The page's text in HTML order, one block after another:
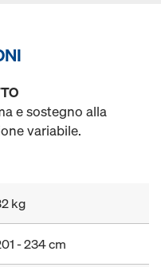
e sostegno alla
variabile.
kg
- 234 cm